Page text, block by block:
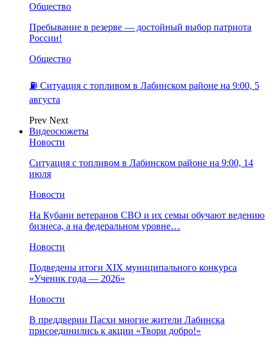
Общество
Пребывание в резерве — достойный выбор патриота
России!
Общество
⛽️ Ситуация с топливом в Лабинском районе на 9:00, 5
августа
Prev Next
Видеосюжеты
Новости
Ситуация с топливом в Лабинском районе на 9:00, 14
июля
Новости
На Кубани ветеранов СВО и их семьи обучают ведению
бизнеса, а на федеральном уровне…
Новости
Подведены итоги XIX муниципального конкурса
«Ученик года — 2026»
Новости
В преддверии Пасхи многие жители Лабинска
присоединились к акции «Твори добро!»